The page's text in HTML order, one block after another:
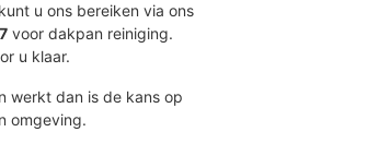
u ons bereiken via ons
voor dakpan reiniging.
u klaar.
werkt dan is de kans op
omgeving.